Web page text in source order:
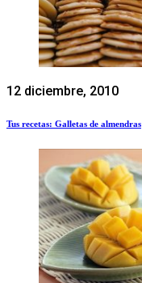
12 diciembre, 2010
Tus recetas: Galletas de almendras